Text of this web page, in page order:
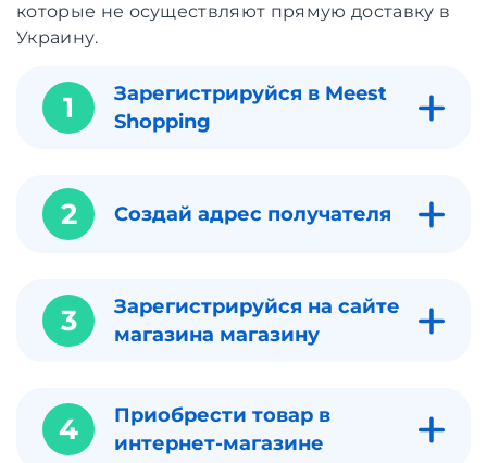
которые не осуществляют прямую доставку в
Украину.
1
Зарегистрируйся в Meest
Shopping
2 Создай адрес получателя
3
Зарегистрируйся на сайте
магазина магазину
4
Приобрести товар в
интернет-магазине